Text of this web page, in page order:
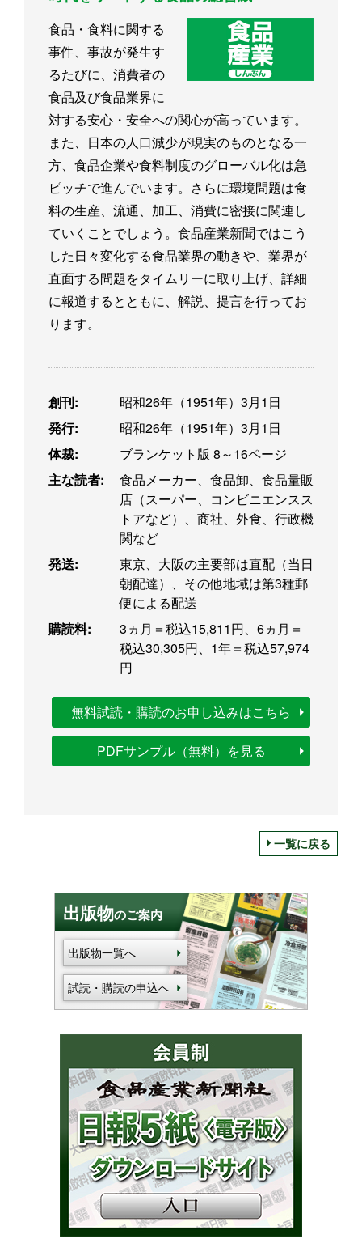
食品・食料に関する
事件、事故が発生す
るたびに、消費者の
食品及び食品業界に
対する安心・安全への関心が高っています。
また、日本の人口減少が現実のものとなる一
方、食品企業や食料制度のグローバル化は急
ピッチで進んでいます。さらに環境問題は食
料の生産、流通、加工、消費に密接に関連し
ていくことでしょう。食品産業新聞ではこう
した日々変化する食品業界の動きや、業界が
直面する問題をタイムリーに取り上げ、詳細
に報道するとともに、解説、提言を行ってお
ります。
創刊:
昭和26年（1951年）3月1日
発行:
昭和26年（1951年）3月1日
体裁:
ブランケット版 8～16ページ
主な読者:
食品メーカー、食品卸、食品量販
店（スーパー、コンビニエンスス
トアなど）、商社、外食、行政機
関など
発送:
東京、大阪の主要部は直配（当日
朝配達）、その他地域は第3種郵
便による配送
購読料:
3ヵ月＝税込15,811円、6ヵ月＝
税込30,305円、1年＝税込57,974
円
無料試読・購読のお申し込みはこちら
PDFサンプル（無料）を見る
一覧に戻る
出版物のご案内
出版物一覧へ
試読・購読の申込へ